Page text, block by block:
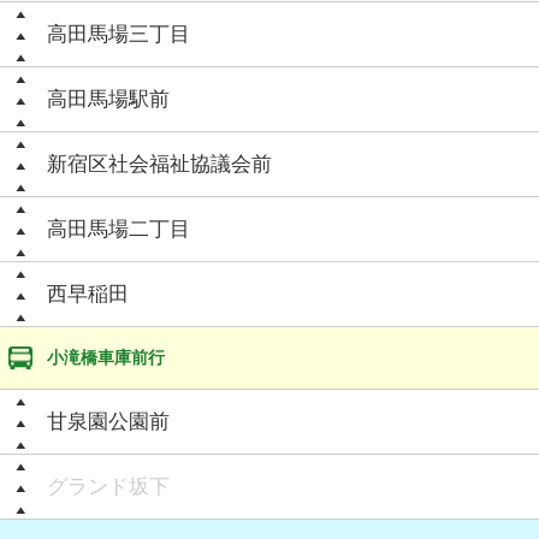
高田馬場三丁目
高田馬場駅前
新宿区社会福祉協議会前
高田馬場二丁目
西早稲田
小滝橋車庫前行
甘泉園公園前
グランド坂下